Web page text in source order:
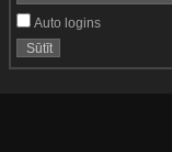
Auto logins